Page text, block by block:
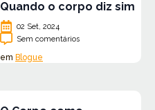
Quando o corpo diz sim
02 Set, 2024
Sem comentários
em Blogue